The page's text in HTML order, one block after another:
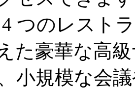
つのレスト
た豪華な高
小規模な会